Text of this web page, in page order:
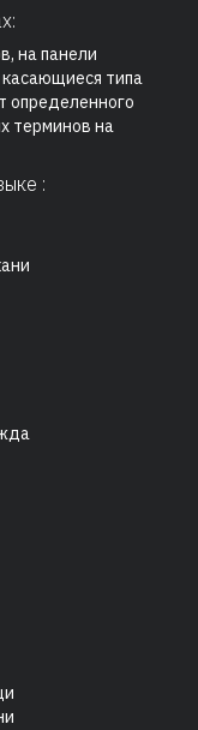
на панели
типа
определенного
терминов на
: